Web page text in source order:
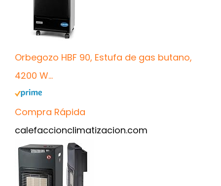
Orbegozo HBF 90, Estufa de gas butano,
4200 W...
Compra Rápida
calefaccionclimatizacion.com